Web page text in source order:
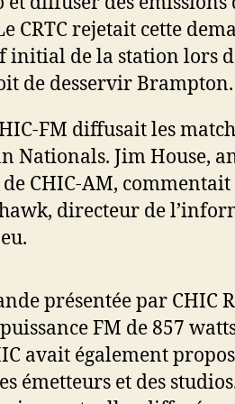
CRTC rejetait cette
initial de la station lors
de desservir Brampton.
FM diffusait les
Nationals. Jim House,
CHIC-AM, commentait
directeur de
présentée par CHIC
FM de 857
avait également
émetteurs et des